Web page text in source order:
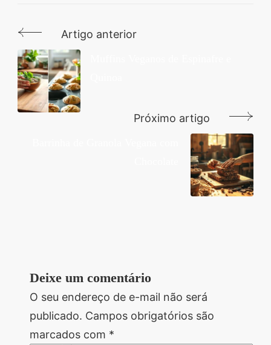
Navegação
de
post
Artigo anterior
Próximo artigo
Deixe um comentário
O seu endereço de e-mail não será
publicado. Campos obrigatórios são
marcados com *